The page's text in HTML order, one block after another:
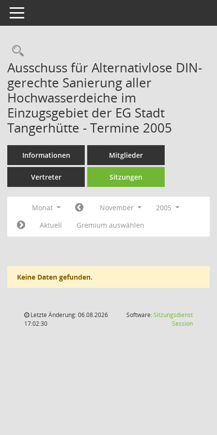
Toggle navigation
Rechercheauswahl
Ausschuss für Alternativlose DIN-
gerechte Sanierung aller
Hochwasserdeiche im
Einzugsgebiet der EG Stadt
Tangerhütte - Termine 2005
Informationen Mitglieder
Vertreter Sitzungen
Monat November
2005
Aktuell
Gremium auswählen
Keine Daten gefunden.
Letzte Änderung: 06.08.2026
17:02:30
Software:Sitzungsdienst
Session(Wird in